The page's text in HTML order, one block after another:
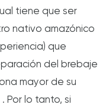
tiene que ser
nativo amazónico
que
del brebaje
mayor de su
Por lo tanto, si